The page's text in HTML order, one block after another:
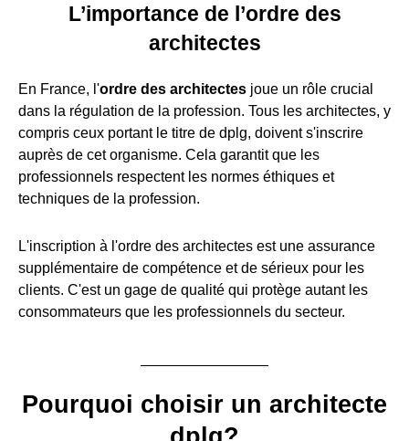
L’importance de l’ordre des
architectes
En France, l'ordre des architectes joue un rôle crucial
dans la régulation de la profession. Tous les architectes, y
compris ceux portant le titre de dplg, doivent s'inscrire
auprès de cet organisme. Cela garantit que les
professionnels respectent les normes éthiques et
techniques de la profession.
L'inscription à l'ordre des architectes est une assurance
supplémentaire de compétence et de sérieux pour les
clients. C'est un gage de qualité qui protège autant les
consommateurs que les professionnels du secteur.
Pourquoi choisir un architecte